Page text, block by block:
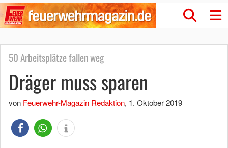
50 Arbeitsplätze fallen weg
Dräger muss sparen
von Feuerwehr-Magazin Redaktion, 1. Oktober 2019